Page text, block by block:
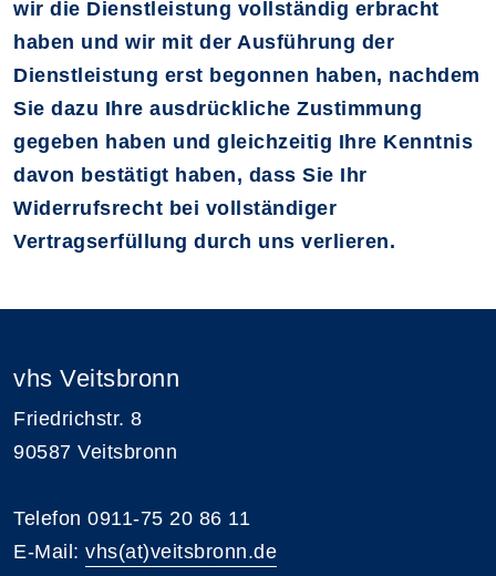
wir die Dienstleistung vollständig erbracht
haben und wir mit der Ausführung der
Dienstleistung erst begonnen haben, nachdem
Sie dazu Ihre ausdrückliche Zustimmung
gegeben haben und gleichzeitig Ihre Kenntnis
davon bestätigt haben, dass Sie Ihr
Widerrufsrecht bei vollständiger
Vertragserfüllung durch uns verlieren.
vhs Veitsbronn
Friedrichstr. 8
90587 Veitsbronn
Telefon 0911-75 20 86 11
E-Mail: vhs(at)veitsbronn.de